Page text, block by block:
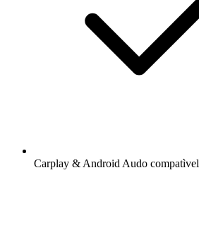
Carplay & Android Audo compatìvel